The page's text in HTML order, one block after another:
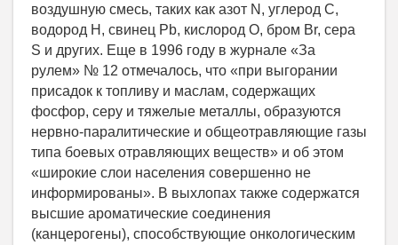
воздушную смесь, таких как азот N, углерод С,
водород Н, свинец Pb, кислород О, бром Br, сера
S и других. Еще в 1996 году в журнале «За
рулем» № 12 отмечалось, что «при выгорании
присадок к топливу и маслам, содержащих
фосфор, серу и тяжелые металлы, образуются
нервно-паралитические и общеотравляющие газы
типа боевых отравляющих веществ» и об этом
«широкие слои населения совершенно не
информированы». В выхлопах также содержатся
высшие ароматические соединения
(канцерогены), способствующие онкологическим